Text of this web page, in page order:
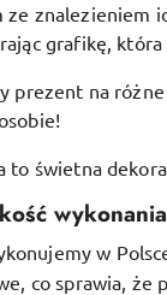
ze znalezieniem
grafikę,
prezent na
to świetna
wykonania
w
co sprawia, że